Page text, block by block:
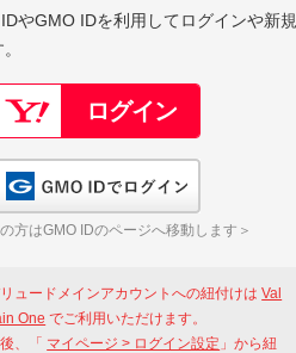
やGMO IDを利用してログインや新規
方はGMO IDのページへ移動します＞
ュードメインアカウントへの紐付けはVal
One でご利用いただけます。
、「 マイページ > ログイン設定 」から紐